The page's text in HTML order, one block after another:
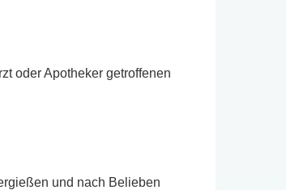
oder Apotheker getroffenen
und nach Belieben